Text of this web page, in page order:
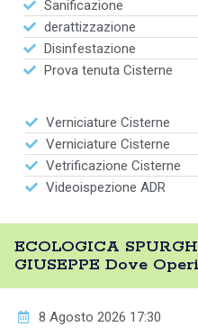
Sanificazione
derattizzazione
Disinfestazione
Prova tenuta Cisterne
Verniciature Cisterne
Verniciature Cisterne
Vetrificazione Cisterne
Videoispezione ADR
ECOLOGICA
GIUSEPPE Dove
8 Agosto 2026 17:30